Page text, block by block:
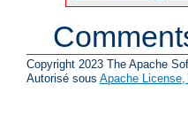
Copyright 2023 The Apache
Autorisé sous Apache